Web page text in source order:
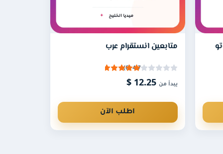
من رصد المنشورات الجديدة وإرسال
متابعين انستقرام عرب
4.7 (6)
يبدأ من 12.25 $
اطلب الآن